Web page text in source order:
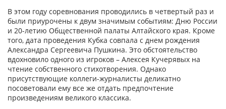
В этом году соревнования проводились в четвертый раз и
были приурочены к двум значимым событиям: Дню России
и 20-летию Общественной палаты Алтайского края. Кроме
того, дата проведения Кубка совпала с днем рождения
Александра Сергеевича Пушкина. Это обстоятельство
вдохновило одного из игроков – Алексея Кучерявых на
чтение собственного стихотворения. Однако
присутствующие коллеги-журналисты деликатно
посоветовали ему все же отдать предпочтение
произведениям великого классика.